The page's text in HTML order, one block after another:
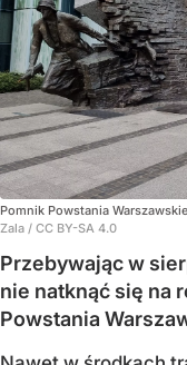
Pomnik Powstania
Zala / CC BY-SA 4.0
Przebywając w
nie natknąć się na
Powstania